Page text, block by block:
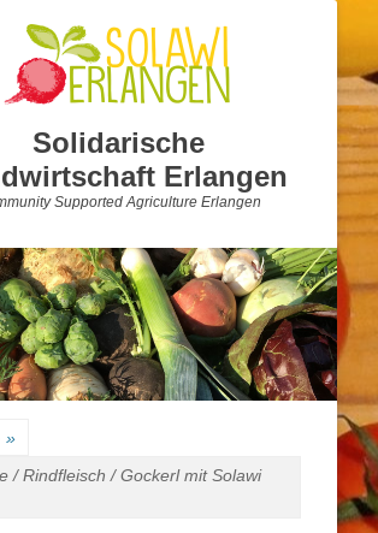
Solidarische
Erlangen
Supported Agriculture Erlangen
»
/ Rindfleisch / Gockerl mit Solawi